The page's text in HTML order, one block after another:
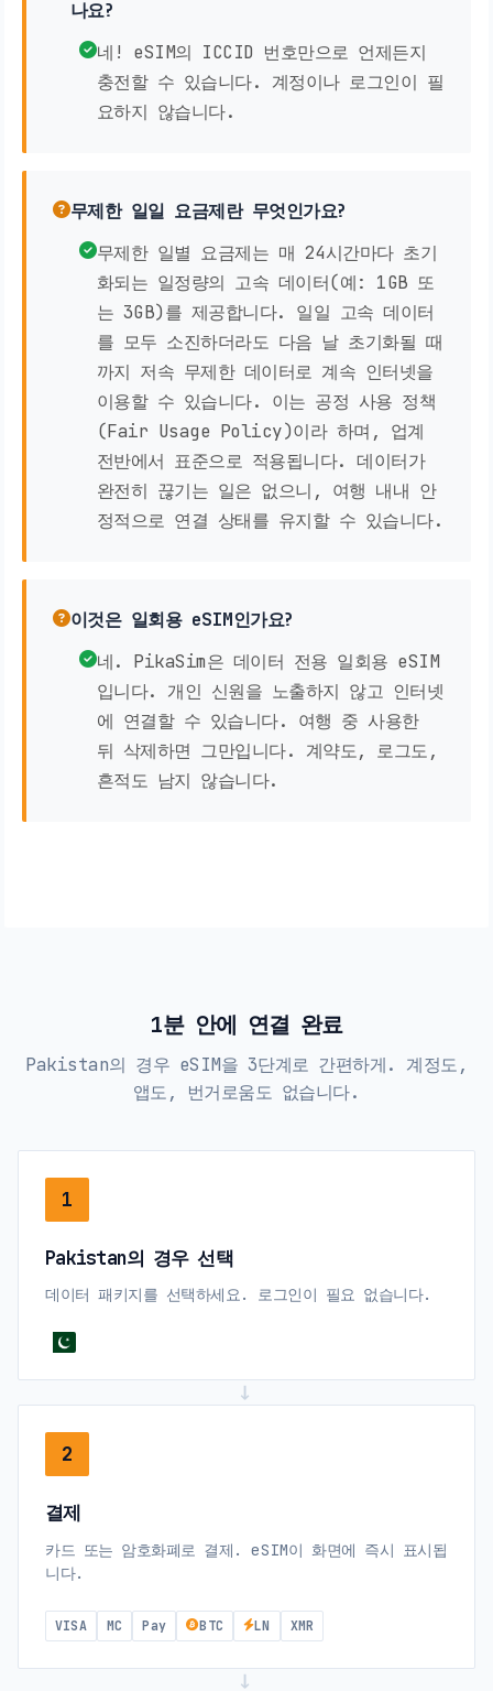
나요?
네! eSIM의 ICCID 번호만으로 언제든지
충전할 수 있습니다. 계정이나 로그인이 필
요하지 않습니다.
무제한 일일 요금제란 무엇인가요?
무제한 일별 요금제는 매 24시간마다 초기
화되는 일정량의 고속 데이터(예: 1GB 또
는 3GB)를 제공합니다. 일일 고속 데이터
를 모두 소진하더라도 다음 날 초기화될 때
까지 저속 무제한 데이터로 계속 인터넷을
이용할 수 있습니다. 이는 공정 사용 정책
(Fair Usage Policy)이라 하며, 업계
전반에서 표준으로 적용됩니다. 데이터가
완전히 끊기는 일은 없으니, 여행 내내 안
정적으로 연결 상태를 유지할 수 있습니다.
이것은 일회용 eSIM인가요?
네. PikaSim은 데이터 전용 일회용 eSIM
입니다. 개인 신원을 노출하지 않고 인터넷
에 연결할 수 있습니다. 여행 중 사용한
뒤 삭제하면 그만입니다. 계약도, 로그도,
흔적도 남지 않습니다.
1분 안에 연결 완료
Pakistan의 경우 eSIM을 3단계로 간편하게. 계정도,
앱도, 번거로움도 없습니다.
1
Pakistan의 경우 선택
데이터 패키지를 선택하세요. 로그인이 필요 없습니다.
→
2
결제
카드 또는 암호화폐로 결제. eSIM이 화면에 즉시 표시됩
니다.
VISA MC Pay BTC LN XMR